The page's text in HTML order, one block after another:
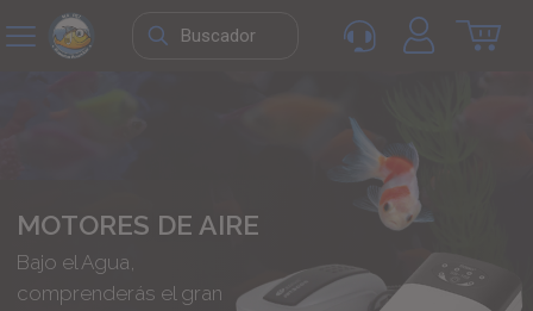
Bajo el Agua,
comprenderás el gran
MOTORES DE AIRE